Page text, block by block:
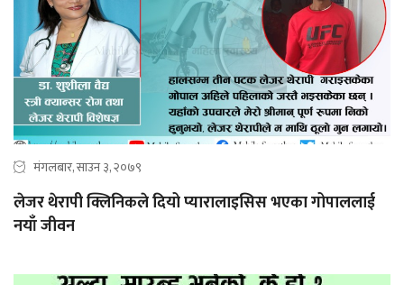
मंगलबार, साउन ३, २०७९
लेजर थेरापी क्लिनिकले दियो प्यारालाइसिस भएका गोपाललाई
नयाँ जीवन